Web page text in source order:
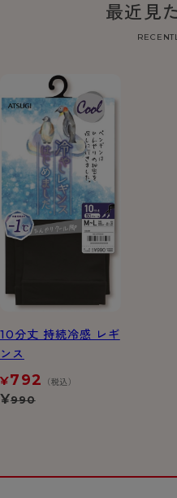
最近見
10分丈 持続冷感 レギ
ンス
¥792 （税込）
¥990